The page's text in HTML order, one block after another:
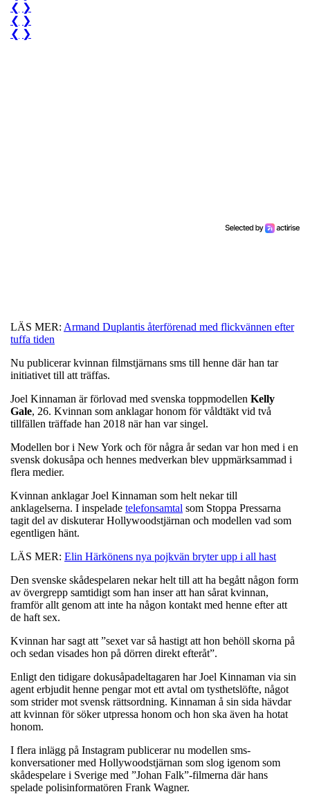
❮ ❯
❮ ❯
❮ ❯
LÄS MER: Armand Duplantis återförenad med flickvännen efter
tuffa tiden
Nu publicerar kvinnan filmstjärnans sms till henne där han tar
initiativet till att träffas.
Joel Kinnaman är förlovad med svenska toppmodellen Kelly
Gale, 26. Kvinnan som anklagar honom för våldtäkt vid två
tillfällen träffade han 2018 när han var singel.
Modellen bor i New York och för några år sedan var hon med i en
svensk dokusåpa och hennes medverkan blev uppmärksammad i
flera medier.
Kvinnan anklagar Joel Kinnaman som helt nekar till
anklagelserna. I inspelade telefonsamtal som Stoppa Pressarna
tagit del av diskuterar Hollywoodstjärnan och modellen vad som
egentligen hänt.
LÄS MER: Elin Härkönens nya pojkvän bryter upp i all hast
Den svenske skådespelaren nekar helt till att ha begått någon form
av övergrepp samtidigt som han inser att han sårat kvinnan,
framför allt genom att inte ha någon kontakt med henne efter att
de haft sex.
Kvinnan har sagt att ”sexet var så hastigt att hon behöll skorna på
och sedan visades hon på dörren direkt efteråt”.
Enligt den tidigare dokusåpadeltagaren har Joel Kinnaman via sin
agent erbjudit henne pengar mot ett avtal om tysthetslöfte, något
som strider mot svensk rättsordning. Kinnaman å sin sida hävdar
att kvinnan för söker utpressa honom och hon ska även ha hotat
honom.
I flera inlägg på Instagram publicerar nu modellen sms-
konversationer med Hollywoodstjärnan som slog igenom som
skådespelare i Sverige med ”Johan Falk”-filmerna där hans
spelade polisinformatören Frank Wagner.